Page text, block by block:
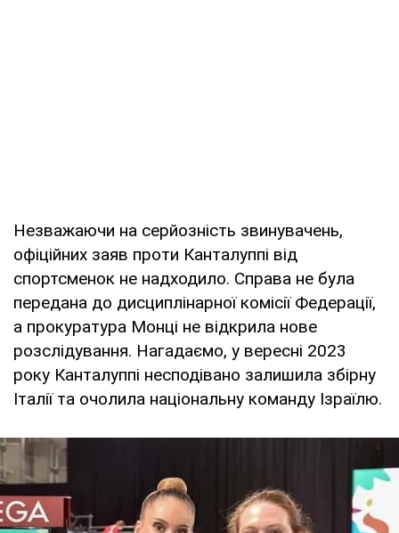
Незважаючи на серйозність звинувачень,
офіційних заяв проти Канталуппі від
спортсменок не надходило. Справа не була
передана до дисциплінарної комісії Федерації,
а прокуратура Монці не відкрила нове
розслідування. Нагадаємо, у вересні 2023
року Канталуппі несподівано залишила збірну
Італії та очолила національну команду Ізраїлю.